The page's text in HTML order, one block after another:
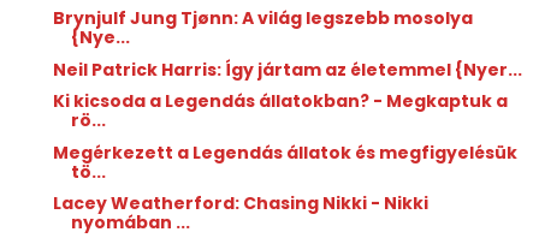
Brynjulf Jung Tjønn: A világ legszebb mosolya
{Nye...
Neil Patrick Harris: Így jártam az életemmel {Nyer...
Ki kicsoda a Legendás állatokban? - Megkaptuk a
rö...
Megérkezett a Legendás állatok és megfigyelésük
tö...
Lacey Weatherford: Chasing Nikki - Nikki
nyomában ...